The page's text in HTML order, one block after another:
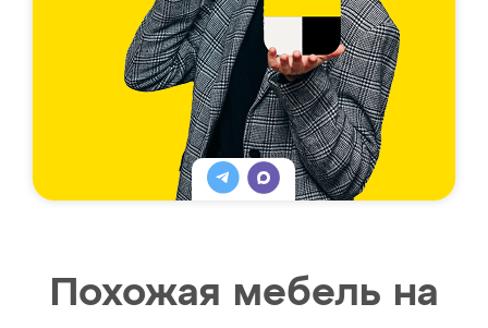
Похожая мебель на